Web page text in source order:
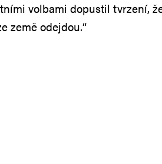
volbami dopustil tvrzení,
země odejdou.“